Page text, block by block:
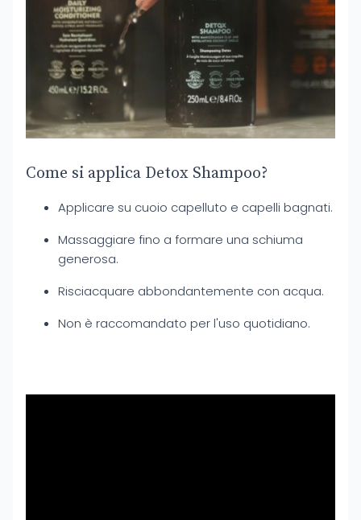
Come si applica Detox Shampoo?
Applicare su cuoio capelluto e capelli bagnati.
Massaggiare fino a formare una schiuma
generosa.
Risciacquare abbondantemente con acqua.
Non è raccomandato per l'uso quotidiano.